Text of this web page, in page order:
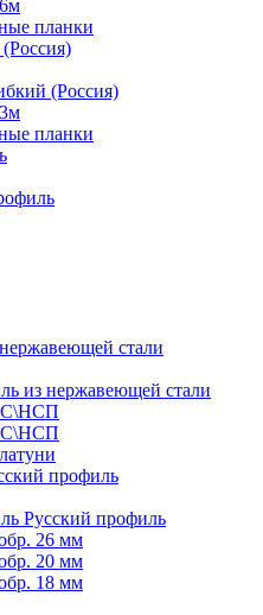
планки
(Россия)
планки
стали
из нержавеющей стали
профиль
Русский профиль
26 мм
20 мм
18 мм